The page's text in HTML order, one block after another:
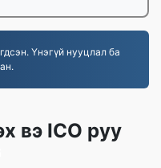
Үнэгүй нууцлал ба
вэ ICO руу